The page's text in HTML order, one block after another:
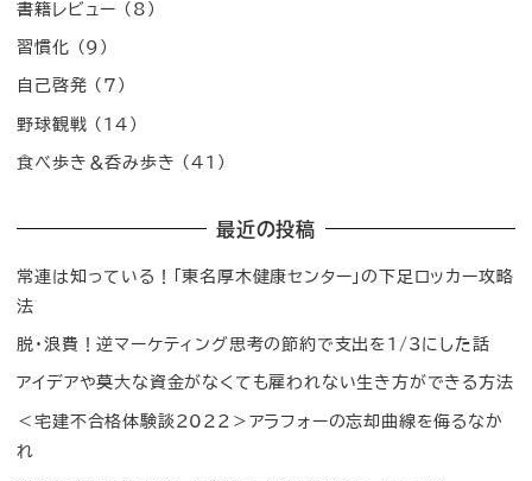
書籍レビュー (8)
習慣化 (9)
自己啓発 (7)
野球観戦 (14)
食べ歩き＆呑み歩き (41)
最近の投稿
常連は知っている！「東名厚木健康センター」の下足ロッカー攻略
法
脱・浪費！逆マーケティング思考の節約で支出を1/3にした話
アイデアや莫大な資金がなくても雇われない生き方ができる方法
＜宅建不合格体験談2022＞アラフォーの忘却曲線を侮るなか
れ